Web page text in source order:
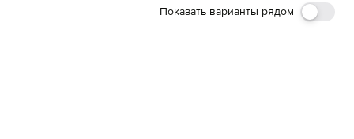
Показать варианты рядом